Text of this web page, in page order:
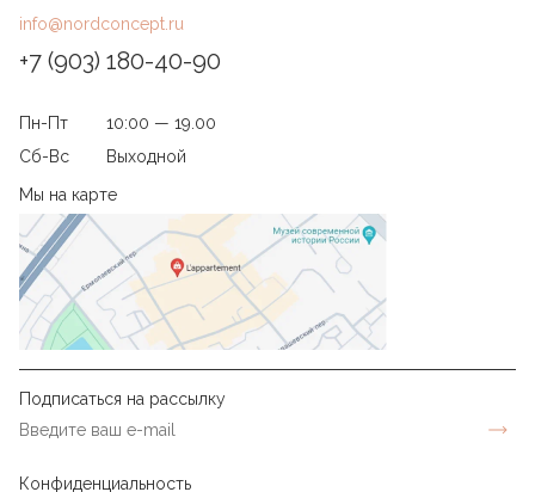
info@nordconcept.ru
+7 (903) 180-40-90
Пн-Пт
10:00 — 19.00
Сб-Вс
Выходной
Мы на карте
Подписаться на рассылку
Конфиденциальность